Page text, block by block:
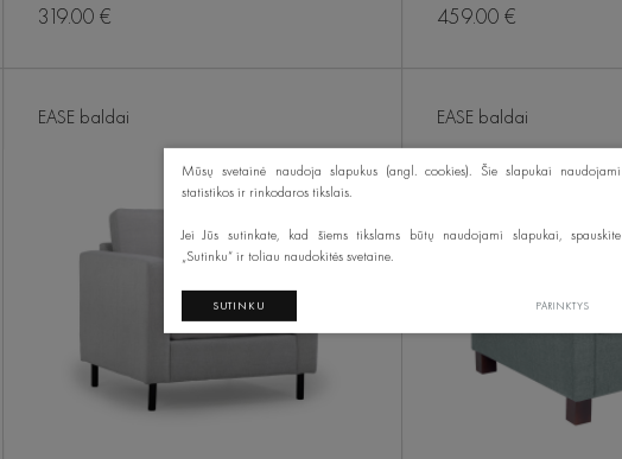
319.00 €
459.00 €
EASE baldai EASE baldai
Mūsų svetainė naudoja slapukus (angl. cookies). Šie slapukai naudojami
statistikos ir rinkodaros tikslais.
Jei Jūs sutinkate, kad šiems tikslams būtų naudojami slapukai, spauskite
„Sutinku“ ir toliau naudokitės svetaine.
SUTINKU PARINKTYS